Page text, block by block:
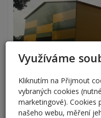
Využíváme
Kliknutím na Přijmout
vybraných cookies
marketingové). Cookies
našeho webu, měření